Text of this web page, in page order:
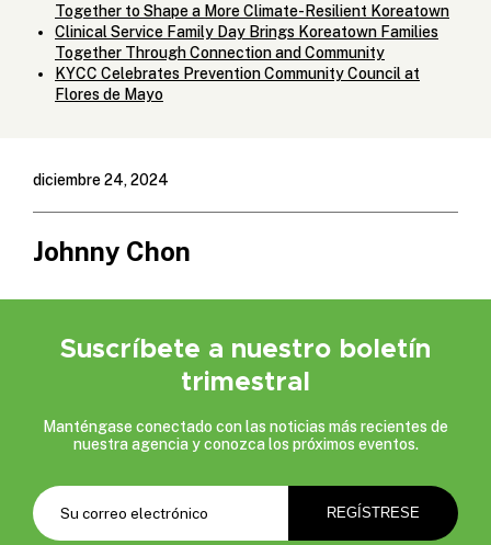
Together to Shape a More Climate-Resilient Koreatown
Clinical Service Family Day Brings Koreatown Families
Together Through Connection and Community
KYCC Celebrates Prevention Community Council at
Flores de Mayo
diciembre 24, 2024
Johnny Chon
Suscríbete a nuestro boletín
trimestral
Manténgase conectado con las noticias más recientes de
nuestra agencia y conozca los próximos eventos.